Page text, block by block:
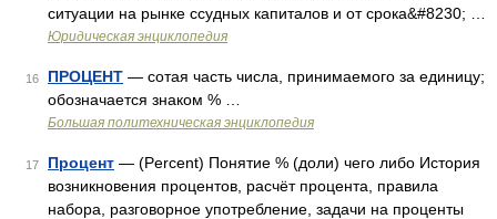
ситуации на рынке ссудных капиталов и от срока&#8230; …
Юридическая энциклопедия
16 ПРОЦЕНТ — сотая часть числа, принимаемого за единицу;
обозначается знаком % …
Большая политехническая энциклопедия
17 Процент — (Percent) Понятие % (доли) чего либо История
возникновения процентов, расчёт процента, правила
набора, разговорное употребление, задачи на проценты